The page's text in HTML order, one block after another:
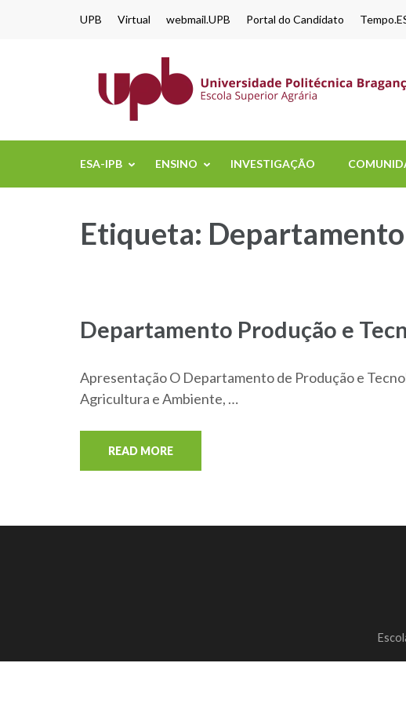
UPB Virtual webmail.UPB Portal do Candidato
ESA-IPB ENSINO INVESTIGAÇÃO
Etiqueta:
Departamento Produção e
Apresentação O Departamento de Produção e
Agricultura e Ambiente, …
READ MORE